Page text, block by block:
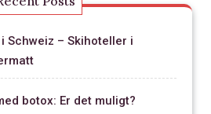
Schweiz – Skihoteller i
botox: Er det muligt?